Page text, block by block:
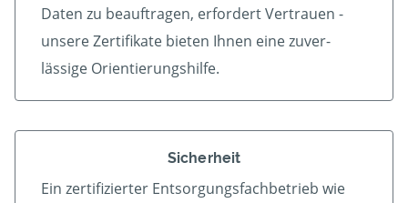
Daten zu beauf­tragen, erfordert Vertrauen -
unsere Zerti­fikate bieten Ihnen eine zu­ver­
lässige Orientierungshilfe.
Sicherheit
Ein zertifizierter Ent­sorgungs­fach­betrieb wie